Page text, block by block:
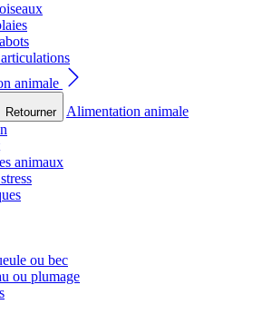
animale
Retourner
Alimentation animale
animaux
ou bec
ou plumage